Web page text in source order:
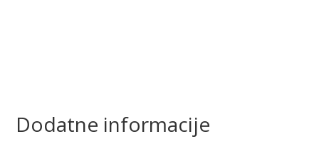
Dodatne informacije